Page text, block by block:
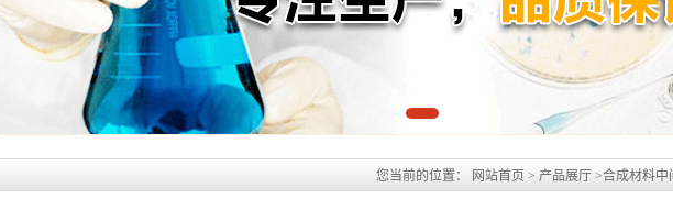
您当前的位置： 网站首页 > 产品展厅 >合成材料中